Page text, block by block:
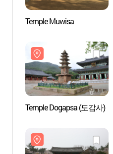
Temple Muwisa
Temple Dogapsa (도갑사)